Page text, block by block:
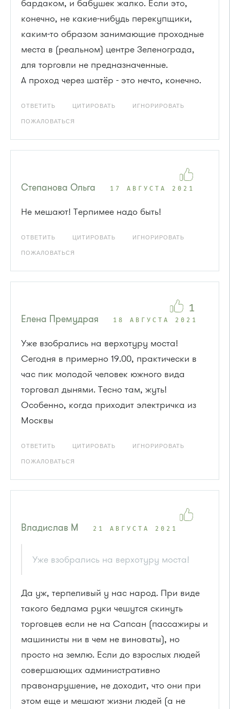
бардаком, и бабушек жалко. Если это,
конечно, не какие-нибудь перекупщики,
каким-то образом занимающие проходные
места в (реальном) центре Зеленограда,
для торговли не предназначенные.
А проход через шатёр - это нечто, конечно.
ОТВЕТИТЬ ЦИТИРОВАТЬ ИГНОРИРОВАТЬ
ПОЖАЛОВАТЬСЯ
Степанова Ольга 17 АВГУСТА 2021
Не мешают! Терпимее надо быть!
ОТВЕТИТЬ ЦИТИРОВАТЬ ИГНОРИРОВАТЬ
ПОЖАЛОВАТЬСЯ
Елена Премудрая 18 АВГУСТА 2021
Уже взобрались на верхотуру моста!
Сегодня в примерно 19.00, практически в
час пик молодой человек южного вида
торговал дынями. Тесно там, жуть!
Особенно, когда приходит электричка из
Москвы
ОТВЕТИТЬ ЦИТИРОВАТЬ ИГНОРИРОВАТЬ
ПОЖАЛОВАТЬСЯ
1
Владислав М 21 АВГУСТА 2021
Уже взобрались на верхотуру моста!
Да уж, терпеливый у нас народ. При виде
такого бедлама руки чешутся скинуть
торговцев если не на Сапсан (пассажиры и
машинисты ни в чем не виноваты), но
просто на землю. Если до взрослых людей
совершающих административно
правонарушение, не доходит, что они при
этом еще и мешают жизни людей (а не